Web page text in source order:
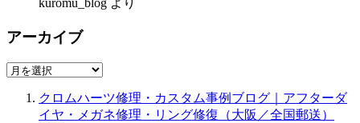
アーカイブ
ア
クロムハーツ修理・カスタム事例ブログ｜アフターダ
イヤ・メガネ修理・リング修復（大阪／全国郵送）